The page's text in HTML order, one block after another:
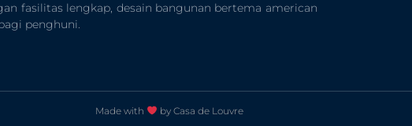
fasilitas lengkap, desain bangunan bertema american
penghuni.
Made with by Casa de Louvre